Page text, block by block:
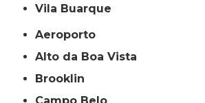
Vila Buarque
Aeroporto
Alto da Boa Vista
Brooklin